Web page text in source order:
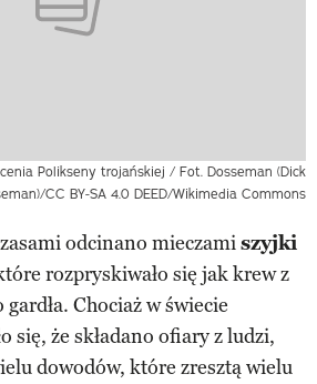
Polikseny trojańskiej / Fot. Dosseman (Dick
CC BY-SA 4.0 DEED/Wikimedia Commons
odcinano mieczamiszyjki
rozpryskiwało się jak krew z
Chociaż w świecie
się, że składano ofiary z ludzi,
dowodów, które zresztą wielu